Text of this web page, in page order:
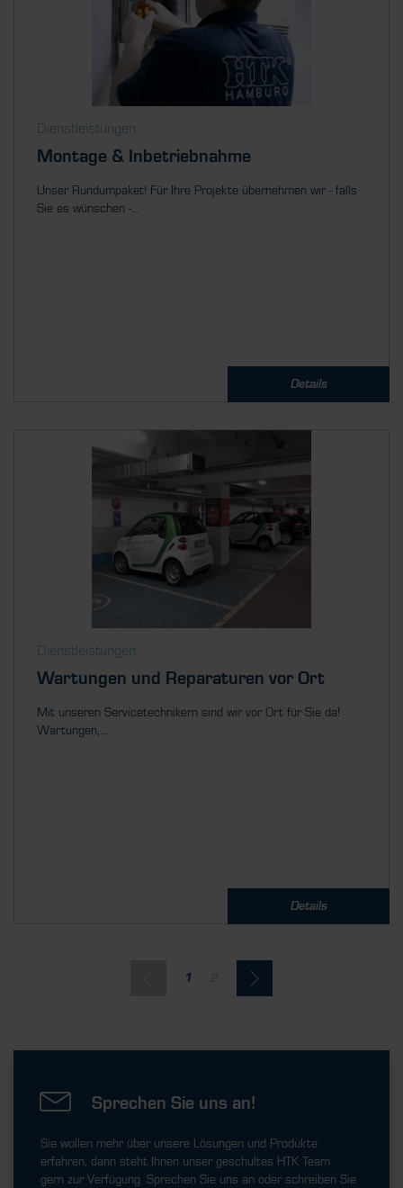
Dienstleistungen
Montage & Inbetriebnahme
Unser Rundumpaket! Für Ihre Projekte übernehmen wir - falls
Sie es wünschen -...
Details
Dienstleistungen
Wartungen und Reparaturen vor Ort
Mit unseren Servicetechnikern sind wir vor Ort für Sie da!
Wartungen,...
Details
1
Sprechen Sie uns an!
Sie wollen mehr über unsere Lösungen und Produkte
erfahren, dann steht Ihnen unser geschultes HTK Team
gern zur Verfügung. Sprechen Sie uns an oder schreiben Sie